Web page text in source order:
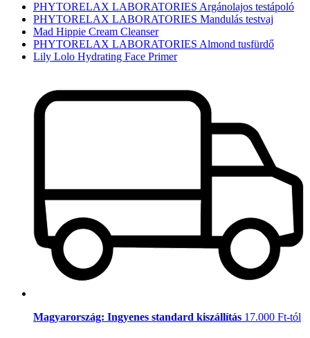
PHYTORELAX LABORATORIES Argánolajos testápoló
PHYTORELAX LABORATORIES Mandulás testvaj
Mad Hippie Cream Cleanser
PHYTORELAX LABORATORIES Almond tusfürdő
Lily Lolo Hydrating Face Primer
Magyarország: Ingyenes standard kiszállítás 17.000 Ft-tól